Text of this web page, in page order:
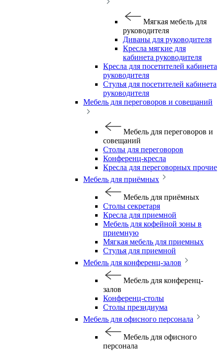
Мягкая мебель для
руководителя
Диваны для руководителя
Кресла мягкие для
кабинета руководителя
Кресла для посетителей кабинета
руководителя
Стулья для посетителей кабинета
руководителя
Мебель для переговоров и совещаний
Мебель для переговоров и
совещаний
Столы для переговоров
Конференц-кресла
Кресла для переговорных прочие
Мебель для приёмных
Мебель для приёмных
Столы секретаря
Кресла для приемной
Мебель для кофейной зоны в
приемную
Мягкая мебель для приемных
Стулья для приемной
Мебель для конференц-залов
Мебель для конференц-
залов
Конференц-столы
Столы президиума
Мебель для офисного персонала
Мебель для офисного
персонала